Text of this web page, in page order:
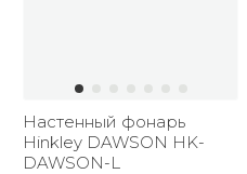
Настенный фонарь
Hinkley DAWSON HK-
DAWSON-L